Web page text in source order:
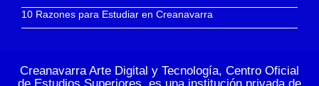
10 Razones para Estudiar en Creanavarra
Creanavarra Arte Digital y Tecnología, Centro Oficial